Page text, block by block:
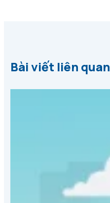
Bài viết liên quan